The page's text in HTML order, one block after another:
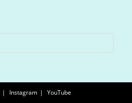
Instagram YouTube